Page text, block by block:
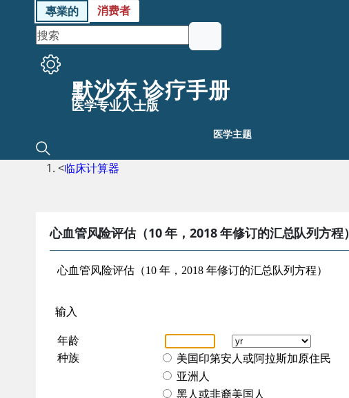
專業的 消费者
默沙东 诊疗手册
医学专业人士版
医学主题
<临床计算器
心血管风险评估（10 年，2018 年修订的汇总队列方程）